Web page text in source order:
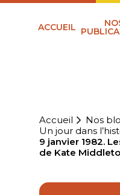
ACCUEIL
Accueil
Nos
Un jour dans
9 janvier 1982.
de Kate